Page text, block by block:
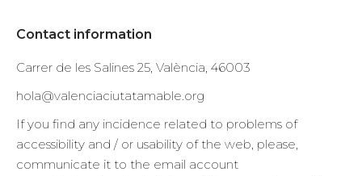
Contact information
Carrer de les Salines 25, València, 46003
hola@valenciaciutatamable.org
If you find any incidence related to problems of
accessibility and / or usability of the web, please,
communicate it to the email account